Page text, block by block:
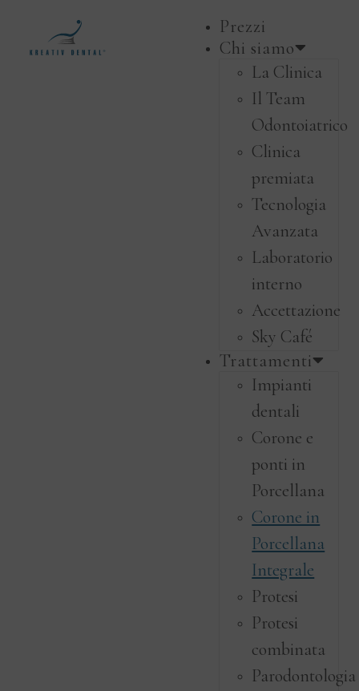
Prezzi
Chi siamo
La Clinica
Il Team
Odontoiatrico
Clinica
premiata
Tecnologia
Avanzata
Laboratorio
interno
Accettazione
Sky Café
Trattamenti
Impianti
dentali
Corone e
ponti in
Porcellana
Corone in
Porcellana
Integrale
Protesi
Protesi
combinata
Parodontologia